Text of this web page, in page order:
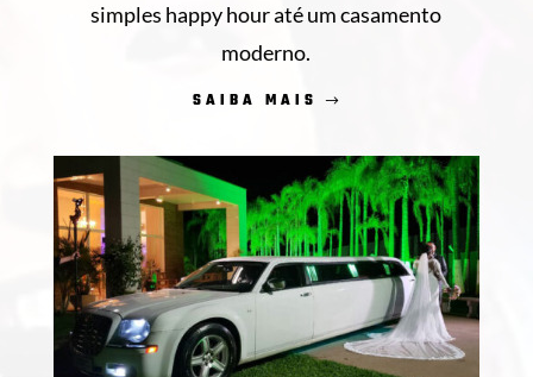
simples happy hour até um casamento
moderno.
SAIBA MAIS